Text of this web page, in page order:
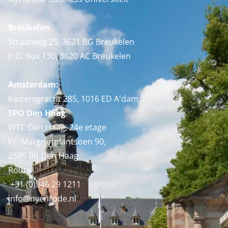
Breukelen:
Straatweg 25, 3621 BG Breukelen
P.O. Box 130, 3620 AC Breukelen
Amsterdam:
Keizersgracht 285, 1016 ED A'dam
SPO Den Haag:
WTC Den Haag, 24e etage
Pr. Margrietplantsoen 90,
2595 BR Den Haag
Route
+31 (0)346 29 1211
info@nyenrode.nl